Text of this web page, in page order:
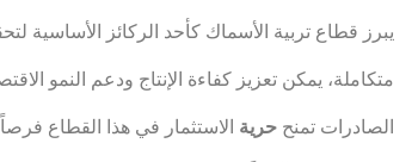
يبرز قطاع تربية الأسماك كأحد الركائز الأساسية
متكاملة، يمكن تعزيز كفاءة الإنتاج ودعم النمو
الصادرات تمنححرية الاستثمار في هذا القطاع